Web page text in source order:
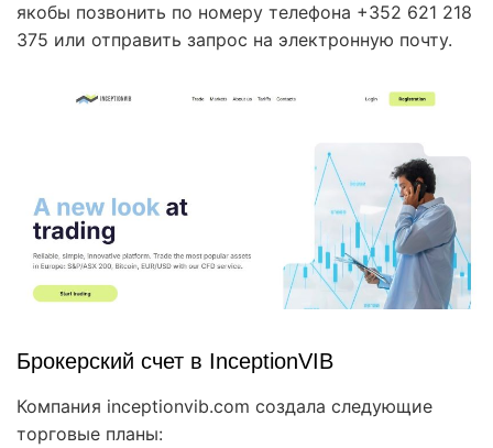
якобы позвонить по номеру телефона +352 621 218
375 или отправить запрос на электронную почту.
Брокерский счет в InceptionVIB
Компания inceptionvib.com создала следующие
торговые планы: